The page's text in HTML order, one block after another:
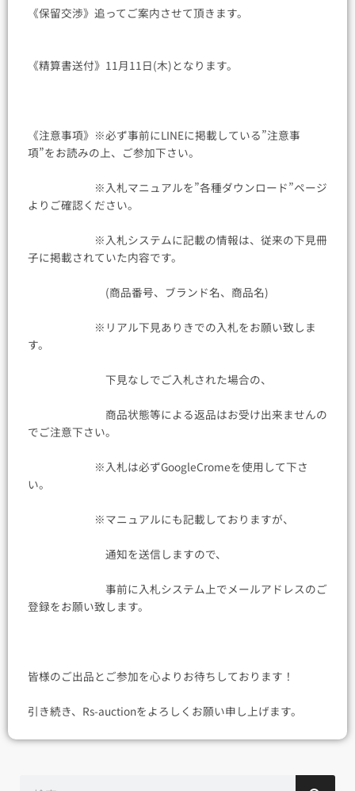
《保留交渉》追ってご案内させて頂きます。
《精算書送付》11月11日(木)となります。
《注意事項》※必ず事前にLINEに掲載している”注意事
項”をお読みの上、ご参加下さい。
※入札マニュアルを”各種ダウンロード”ページ
よりご確認ください。
※入札システムに記載の情報は、従来の下見冊
子に掲載されていた内容です。
(商品番号、ブランド名、商品名)
※リアル下見ありきでの入札をお願い致しま
す。
下見なしでご入札された場合の、
商品状態等による返品はお受け出来ませんの
でご注意下さい。
※入札は必ずGoogleCromeを使用して下さ
い。
※マニュアルにも記載しておりますが、
通知を送信しますので、
事前に入札システム上でメールアドレスのご
登録をお願い致します。
皆様のご出品とご参加を心よりお待ちしております！
引き続き、Rs-auctionをよろしくお願い申し上げます。